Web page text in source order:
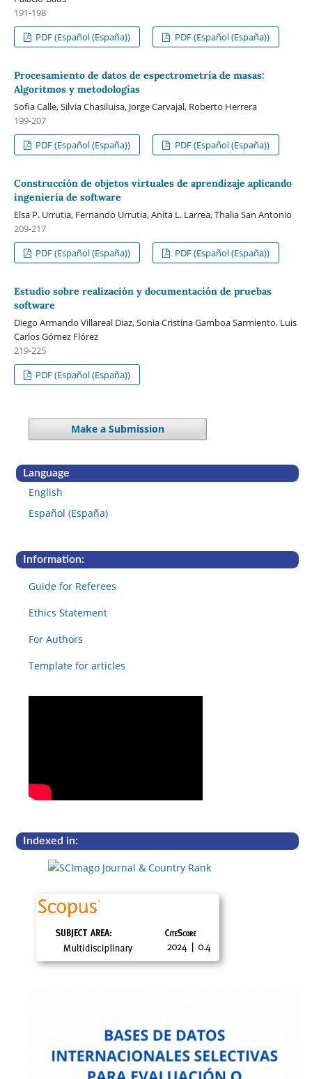
191-198
PDF (Español (España))
PDF (Español (España))
Procesamiento de datos de espectrometría de masas:
Algoritmos y metodologías
Sofia Calle, Silvia Chasiluisa, Jorge Carvajal, Roberto Herrera
199-207
PDF (Español (España))
PDF (Español (España))
Construcción de objetos virtuales de aprendizaje aplicando
ingeniería de software
Elsa P. Urrutia, Fernando Urrutia, Anita L. Larrea, Thalia San Antonio
209-217
PDF (Español (España))
PDF (Español (España))
Estudio sobre realización y documentación de pruebas
software
Diego Armando Villareal Diaz, Sonia Cristina Gamboa Sarmiento, Luis
Carlos Gómez Flórez
219-225
PDF (Español (España))
Make a Submission
Language
English
Español (España)
Information:
Guide for Referees
Ethics Statement
For Authors
Template for articles
Indexed in: